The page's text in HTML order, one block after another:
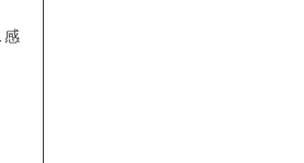
感